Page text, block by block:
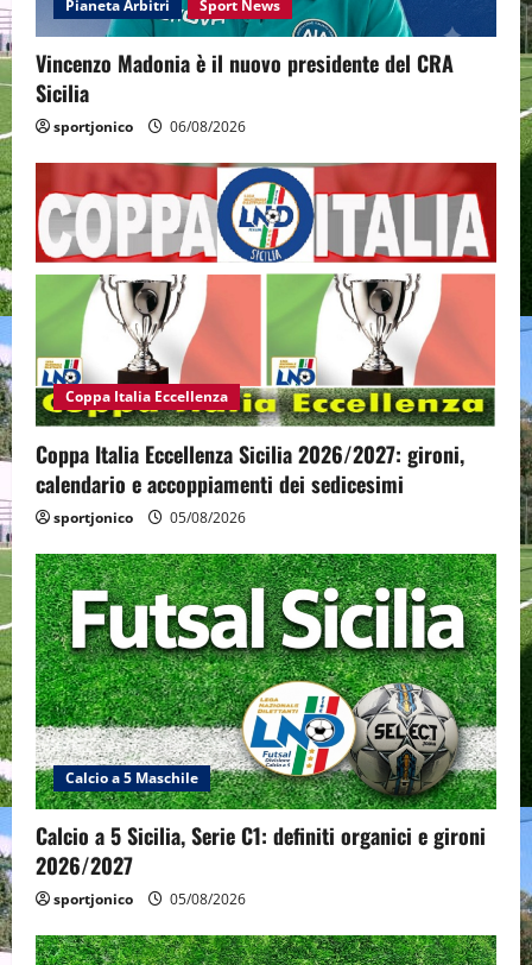
Pianeta Arbitri Sport News
Vincenzo Madonia è il nuovo presidente del CRA
Sicilia
sportjonico 06/08/2026
Coppa Italia Eccellenza
Coppa Italia Eccellenza Sicilia 2026/2027: gironi,
calendario e accoppiamenti dei sedicesimi
sportjonico 05/08/2026
Calcio a 5 Maschile
Calcio a 5 Sicilia, Serie C1: definiti organici e gironi
2026/2027
sportjonico 05/08/2026